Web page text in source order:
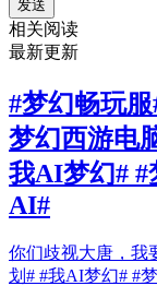
发送
相关阅读
最新更新
#梦幻畅玩
梦幻西游电
我AI梦幻# #
AI#
你们歧视大唐，我
划# #我AI梦幻# #